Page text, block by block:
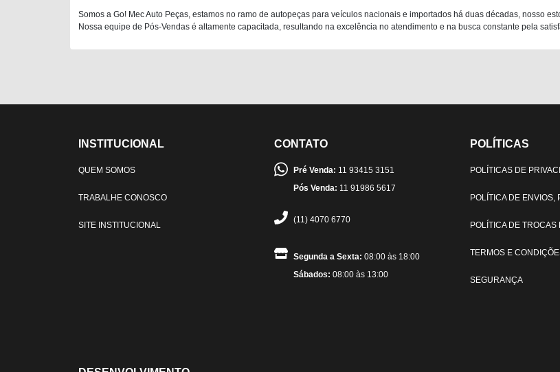
Somos a Go! Mec Auto Peças, estamos no ramo de autopeças para veículos nacionais e importados há duas décadas, nosso
Nossa equipe de Pós-Vendas é altamente capacitada, resultando na excelência no atendimento e na busca constante pela
INSTITUCIONAL
QUEM SOMOS
TRABALHE CONOSCO
SITE INSTITUCIONAL
CONTATO
Pré Venda: 11 93415 3151
Pós Venda: 11 91986 5617
(11) 4070 6770
Segunda a Sexta: 08:00 às 18:00
Sábados: 08:00 às 13:00
POLÍTICAS
POLÍTICAS DE
POLÍTICA DE ENVIOS,
POLÍTICA DE
TERMOS E
SEGURANÇA